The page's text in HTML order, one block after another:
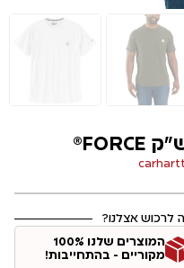
לרכוש אצלנו?
המוצרים שלנו 100%
מקוריים - בהתחייבות!